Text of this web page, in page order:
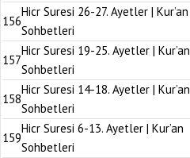
156
Hicr Suresi 26-27. Ayetler | Kur’an
Sohbetleri
157
Hicr Suresi 19-25. Ayetler | Kur’an
Sohbetleri
158
Hicr Suresi 14-18. Ayetler | Kur’an
Sohbetleri
159
Hicr Suresi 6-13. Ayetler | Kur’an
Sohbetleri